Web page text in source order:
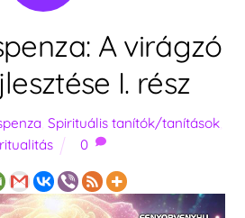
A virágzó
I. rész
Spirituális tanítók/tanítások,
0